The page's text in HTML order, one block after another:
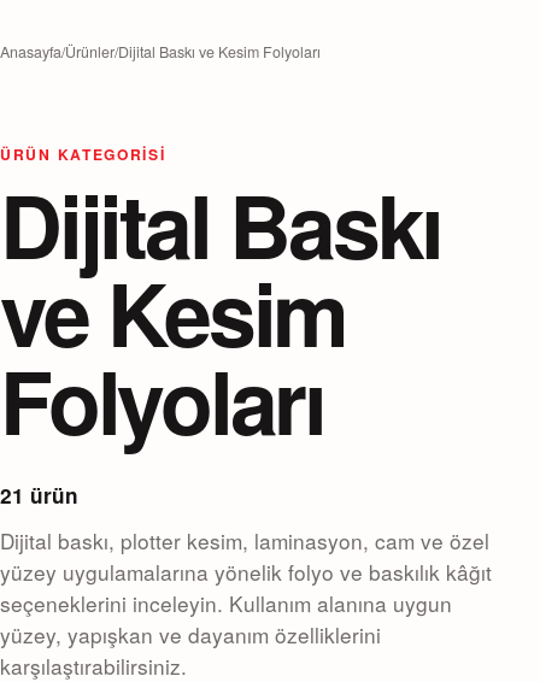
Anasayfa/Ürünler/Dijital Baskı ve Kesim Folyoları
ÜRÜN KATEGORISI
Dijital Baskı
ve Kesim
Folyoları
21 ürün
Dijital baskı, plotter kesim, laminasyon, cam ve özel
yüzey uygulamalarına yönelik folyo ve baskılık kâğıt
seçeneklerini inceleyin. Kullanım alanına uygun
yüzey, yapışkan ve dayanım özelliklerini
karşılaştırabilirsiniz.